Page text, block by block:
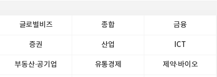
글로벌비즈 종합 금융
증권 산업 ICT
부동산·공기업 유통경제 제약∙바이오